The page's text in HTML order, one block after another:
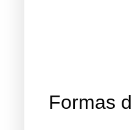
Formas